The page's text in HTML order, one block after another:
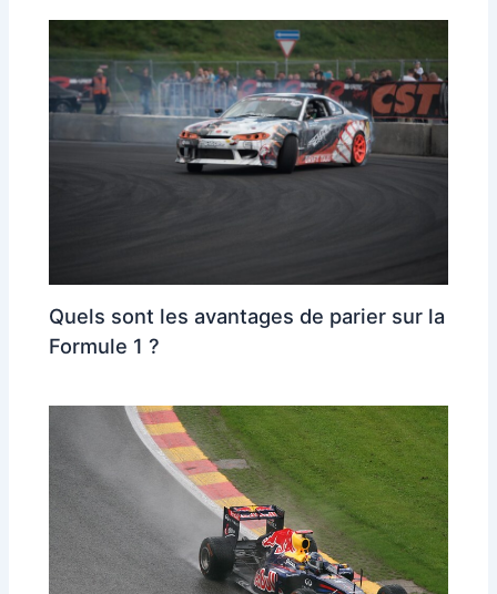
Quels sont les avantages de parier sur la
Formule 1 ?